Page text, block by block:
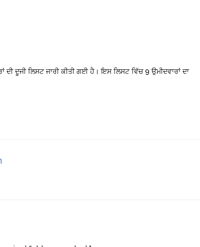
ਦੂਜੀ ਲਿਸਟ ਜਾਰੀ ਕੀਤੀ ਗਈ ਹੈ। ਇਸ ਲਿਸਟ ਵਿੱਚ 9 ਉਮੀਦਵਾਰਾਂ ਦਾ